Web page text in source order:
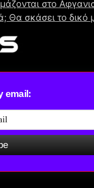
στο
Θα σκάσει το δικό
email: